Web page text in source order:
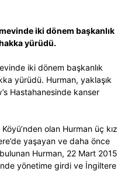
iki dönem başkanlık
yürüdü.
iki dönem başkanlık
yürüdü. Hurman, yaklaşık
Hastahanesinde kanser
olan Hurman üç kız
yaşayan ve daha önce
Hurman, 22 Mart 2015
yönetime girdi ve İngiltere